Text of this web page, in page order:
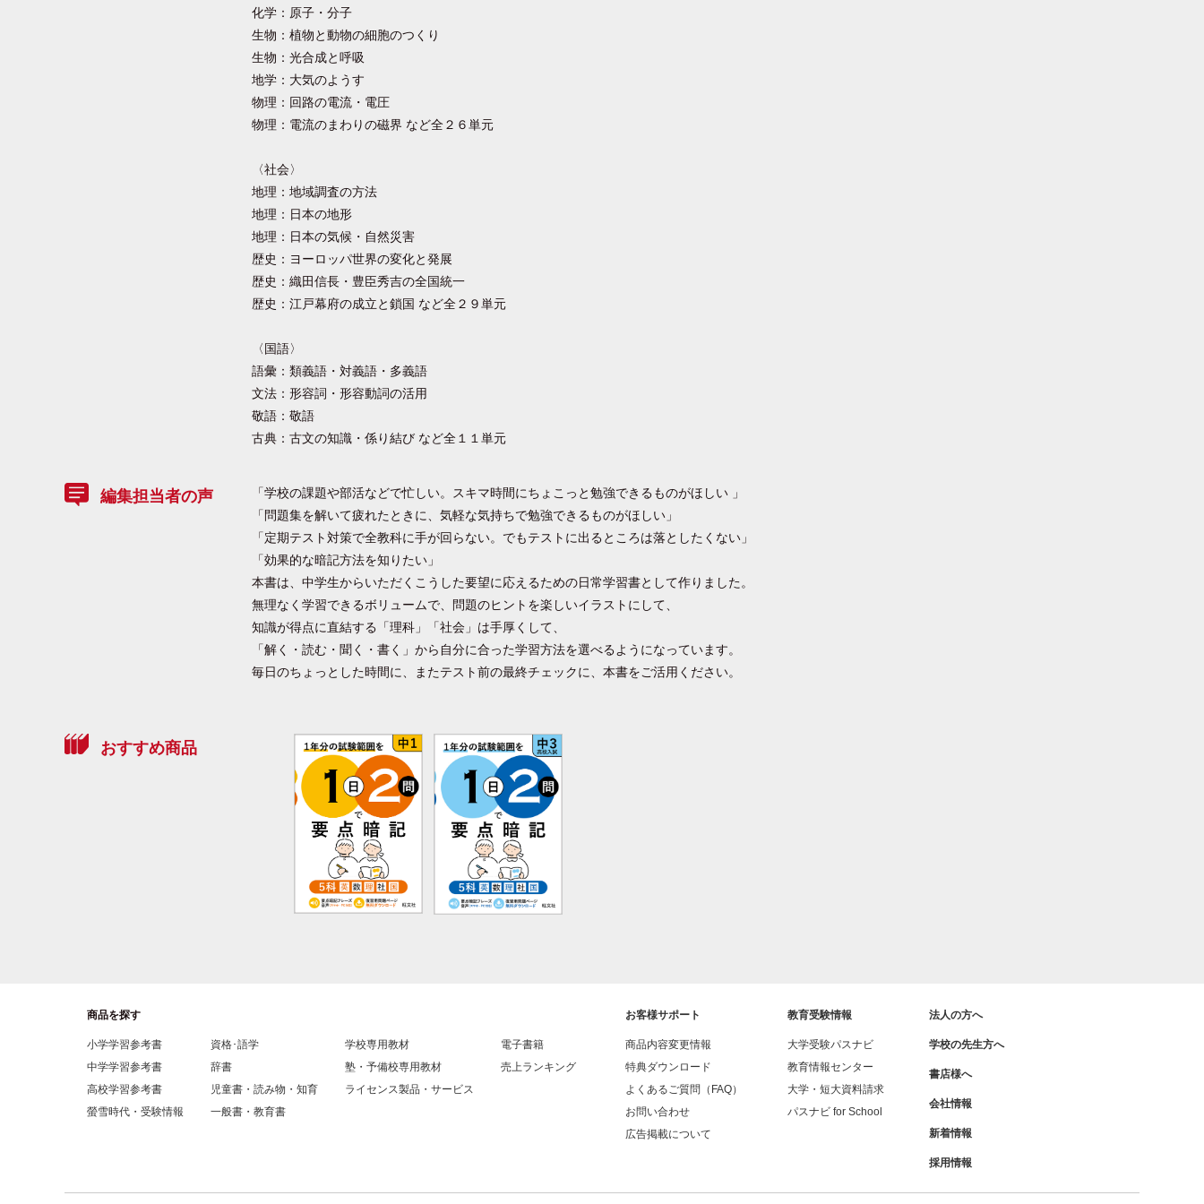
化学：原子・分子
生物：植物と動物の細胞のつくり
生物：光合成と呼吸
地学：大気のようす
物理：回路の電流・電圧
物理：電流のまわりの磁界 など全２６単元
〈社会〉
地理：地域調査の方法
地理：日本の地形
地理：日本の気候・自然災害
歴史：ヨーロッパ世界の変化と発展
歴史：織田信長・豊臣秀吉の全国統一
歴史：江戸幕府の成立と鎖国 など全２９単元
〈国語〉
語彙：類義語・対義語・多義語
文法：形容詞・形容動詞の活用
敬語：敬語
古典：古文の知識・係り結び など全１１単元
編集担当者の声
「学校の課題や部活などで忙しい。スキマ時間にちょこっと勉強できるものがほしい 」
「問題集を解いて疲れたときに、気軽な気持ちで勉強できるものがほしい」
「定期テスト対策で全教科に手が回らない。でもテストに出るところは落としたくない」
「効果的な暗記方法を知りたい」
本書は、中学生からいただくこうした要望に応えるための日常学習書として作りました。
無理なく学習できるボリュームで、問題のヒントを楽しいイラストにして、
知識が得点に直結する「理科」「社会」は手厚くして、
「解く・読む・聞く・書く」から自分に合った学習方法を選べるようになっています。
毎日のちょっとした時間に、またテスト前の最終チェックに、本書をご活用ください。
おすすめ商品
商品を探す
小学学習参考書
中学学習参考書
高校学習参考書
螢雪時代・受験情報
資格･語学
辞書
児童書・読み物・知育
一般書・教育書
学校専用教材
塾・予備校専用教材
ライセンス製品・サービス
電子書籍
売上ランキング
お客様サポート
商品内容変更情報
特典ダウンロード
よくあるご質問（FAQ）
お問い合わせ
広告掲載について
教育受験情報
大学受験パスナビ
教育情報センター
大学・短大資料請求
パスナビ for School
法人の方へ
学校の先生方へ
書店様へ
会社情報
新着情報
採用情報